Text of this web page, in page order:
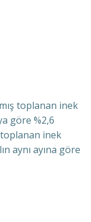
toplanan inek
göre %2,6
toplanan inek
aynı ayına göre